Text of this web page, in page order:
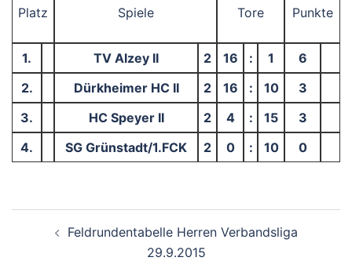
Platz Spiele Tore Punkte
1. TV Alzey II 2 16 : 1
6
2.
Dürkheimer HC II 2 16 : 10
3
3.
HC Speyer II 2 4 : 15
3
4.
SG Grünstadt/1.FCK 2 0 : 10 0
Feldrundentabelle Herren Verbandsliga
29.9.2015